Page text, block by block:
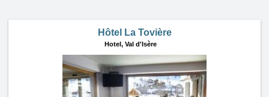
Hôtel La Tovière
Hotel, Val d'Isère